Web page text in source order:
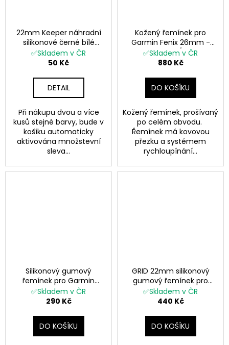
22mm Keeper náhradní
silikonové černé bílé
poutko k řemínku
Garmin Fenix 1KS
✅Skladem v ČR
50 Kč
DETAIL
Při nákupu dvou a více
kusů stejné barvy, bude v
košíku automaticky
aktivována množstevní
sleva...
Kožený řemínek pro
Garmin Fenix 26mm -
hnědý EASYFIT/QUICKFIT
✅Skladem v ČR
880 Kč
DO KOŠÍKU
Kožený řemínek, prošívaný
po celém obvodu.
Řemínek má kovovou
přezku a systémem
rychloupínání...
Silikonový gumový
řemínek pro Garmin
Fenix 26 mm CLASSIC
modrý EASYFIT/QUICKFIT
✅Skladem v ČR
290 Kč
DO KOŠÍKU
GRID 22mm silikonový
gumový řemínek pro
Garmin Fenix Epix 2
černý šedý QuickFit
✅Skladem v ČR
440 Kč
DO KOŠÍKU